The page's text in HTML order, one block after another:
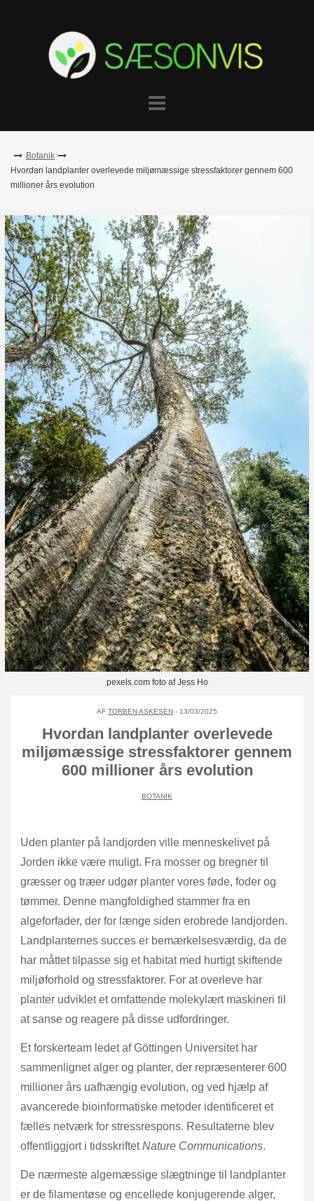
Botanik
Hvordan landplanter overlevede miljømæssige stressfaktorer gennem 600
millioner års evolution
pexels.com foto af Jess Ho
AF TORBEN ASKESEN - 13/03/2025
Hvordan landplanter overlevede
miljømæssige stressfaktorer gennem
600 millioner års evolution
BOTANIK
Uden planter på landjorden ville menneskelivet på
Jorden ikke være muligt. Fra mosser og bregner til
græsser og træer udgør planter vores føde, foder og
tømmer. Denne mangfoldighed stammer fra en
algeforfader, der for længe siden erobrede landjorden.
Landplanternes succes er bemærkelsesværdig, da de
har måttet tilpasse sig et habitat med hurtigt skiftende
miljøforhold og stressfaktorer. For at overleve har
planter udviklet et omfattende molekylært maskineri til
at sanse og reagere på disse udfordringer.
Et forskerteam ledet af Göttingen Universitet har
sammenlignet alger og planter, der repræsenterer 600
millioner års uafhængig evolution, og ved hjælp af
avancerede bioinformatiske metoder identificeret et
fælles netværk for stressrespons. Resultaterne blev
offentliggjort i tidsskriftetNature Communications.
De nærmeste algemæssige slægtninge til landplanter
er de filamentøse og encellede konjugerende alger,